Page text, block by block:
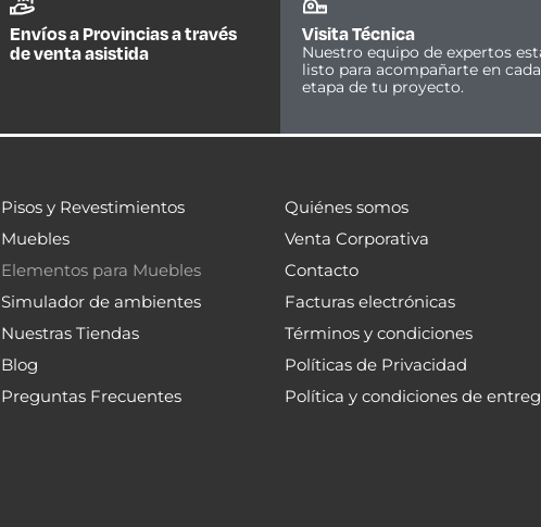
Envíos a Provincias a través
de venta asistida
Visita Técnica
Nuestro equipo de expertos
listo para acompañarte en cada
etapa de tu proyecto.
Pisos y Revestimientos
Muebles
Elementos para Muebles
Simulador de ambientes
Nuestras Tiendas
Blog
Preguntas Frecuentes
Quiénes somos
Venta Corporativa
Contacto
Facturas electrónicas
Términos y condiciones
Políticas de Privacidad
Política y condiciones de